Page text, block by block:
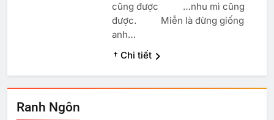
Ranh Ngôn
cũng được …nhu mì cũng
được. Miễn là đừng giống
anh…
† Chi tiết